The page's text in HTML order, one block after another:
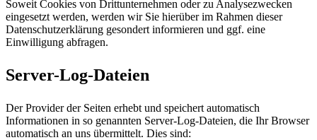
Soweit Cookies von Drittunternehmen oder zu Analysezwecken
eingesetzt werden, werden wir Sie hierüber im Rahmen dieser
Datenschutzerklärung gesondert informieren und ggf. eine
Einwilligung abfragen.
Server-Log-Dateien
Der Provider der Seiten erhebt und speichert automatisch
Informationen in so genannten Server-Log-Dateien, die Ihr Browser
automatisch an uns übermittelt. Dies sind: